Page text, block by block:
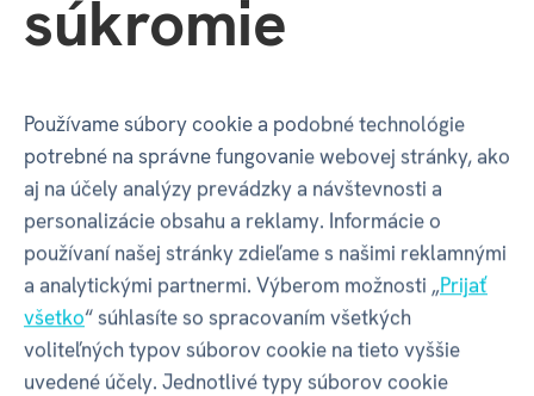
kovové mince
bude oznámený
nie je na sklade
súkromie
Používame súbory cookie a podobné technológie
potrebné na správne fungovanie webovej stránky, ako
aj na účely analýzy prevádzky a návštevnosti a
personalizácie obsahu a reklamy. Informácie o
používaní našej stránky zdieľame s našimi reklamnými
a analytickými partnermi. Výberom možnosti „Prijať
všetko“ súhlasíte so spracovaním všetkých
voliteľných typov súborov cookie na tieto vyššie
uvedené účely. Jednotlivé typy súborov cookie